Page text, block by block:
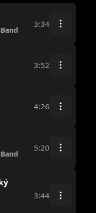
3:34
3:52
4:26
5:20
3:44